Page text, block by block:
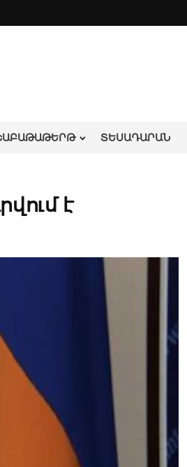
ՏԵՍԱԴԱՐԱՆ
է